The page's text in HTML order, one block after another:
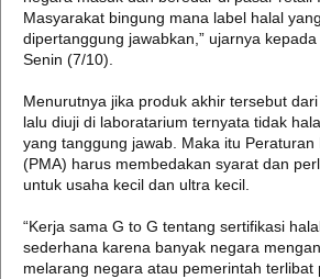
Masyarakat bingung mana label halal
dipertanggung jawabkan,” ujarnya kepada
Senin (7/10).
Menurutnya jika produk akhir tersebut
lalu diuji di laboratarium ternyata tidak
yang tanggung jawab. Maka itu Peraturan
(PMA) harus membedakan syarat dan
untuk usaha kecil dan ultra kecil.
“Kerja sama G to G tentang sertifikasi
sederhana karena banyak negara
melarang negara atau pemerintah terlibat